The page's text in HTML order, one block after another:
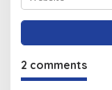
2 comments